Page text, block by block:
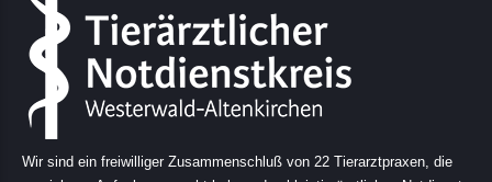
Wir sind ein freiwilliger Zusammenschluß von 22 Tierarztpraxen, die